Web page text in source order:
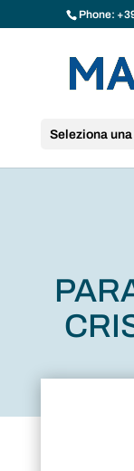
Phone:
Seleziona